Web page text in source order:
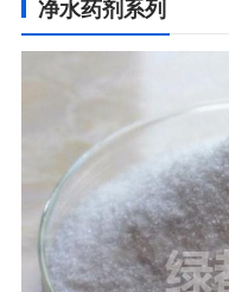
净水药剂系列